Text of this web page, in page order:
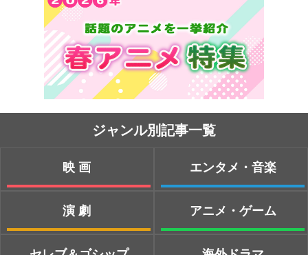
ジャンル別記事一覧
映画
演劇
エンタメ・音楽
アニメ・ゲーム